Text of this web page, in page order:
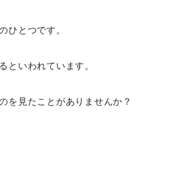
ひとつです。
といわれています。
を見たことがありませんか？